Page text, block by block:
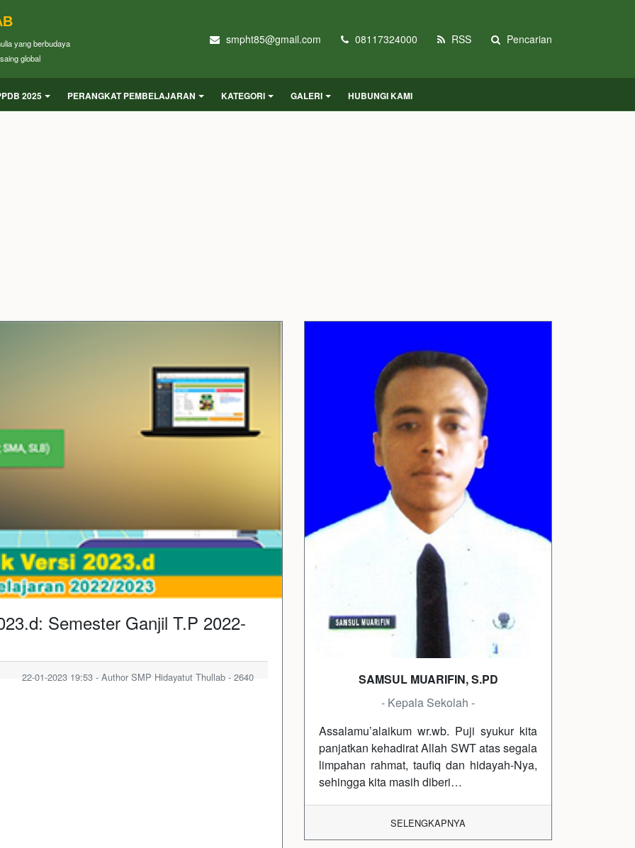
yang berbudaya
global
smpht85@gmail.com 08117324000 RSS Pencarian
2025 PERANGKAT PEMBELAJARAN KATEGORI GALERI HUBUNGI KAMI
Semester Ganjil T.P 2022-
22-01-2023 19:53 - Author SMP Hidayatut Thullab - 2640
SAMSUL MUARIFIN, S.PD
- Kepala Sekolah -
Assalamu’alaikum wr.wb. Puji syukur kita
panjatkan kehadirat Allah SWT atas segala
limpahan rahmat, taufiq dan hidayah-Nya,
sehingga kita masih diberi…
SELENGKAPNYA